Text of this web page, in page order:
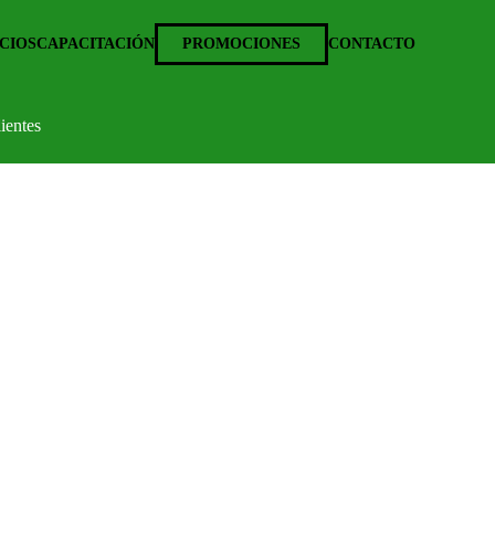
CAPACITACIÓN PROMOCIONES CONTACTO